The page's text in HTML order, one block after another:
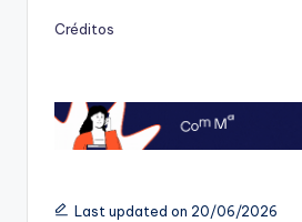
Créditos
Last updated on 20/06/2026